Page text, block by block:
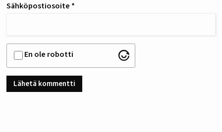
Sähköpostiosoite *
En ole robotti